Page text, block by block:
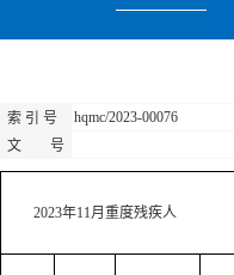
索 引 号 hqmc/2023-00076
文 号
2023年11月重度残疾人